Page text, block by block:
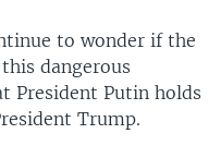
to wonder if the
dangerous
President Putin holds
Trump.